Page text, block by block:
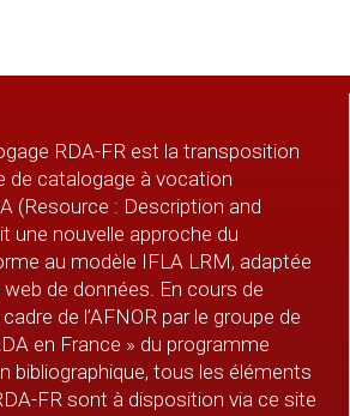
de catalogage à vocation
(Resource : Description and
une nouvelle approche du
au modèle IFLA LRM, adaptée
de données. En cours de
de l’AFNOR par le groupe de
en France » du programme
bibliographique, tous les éléments
FR sont à disposition via ce site